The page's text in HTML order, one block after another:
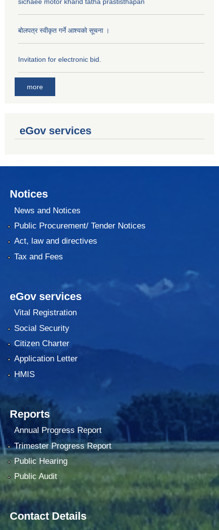
बोलपत्र स्वीकृत गर्ने आश्यको सूचना ।
Invitation for electronic bid.
more
eGov services
Notices
News and Notices
Public Procurement/ Tender Notices
Act, law and directives
Tax and Fees
eGov services
Vital Registration
Social Security
Citizen Charter
Application Letter
HMIS
Reports
Annual Progress Report
Trimester Progress Report
Public Hearing
Public Audit
Contact Details